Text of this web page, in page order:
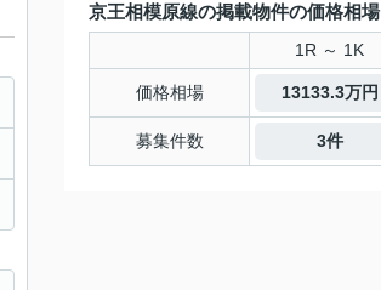
京王相模原線の掲載物件の価格相場
1R ～ 1K
価格相場 13133.3万円
募集件数 3件